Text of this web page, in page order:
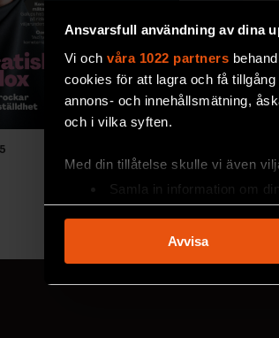
Ansvarsfull användning av dina
Vi och våra 1022 partners
cookies för att lagra och få
annons- och innehållsmätning,
och i vilka syften.
Med din tillåtelse skulle vi även
Samla in information om
Identifiera din enhet
Ta reda på mer om hur dina
Avvisa